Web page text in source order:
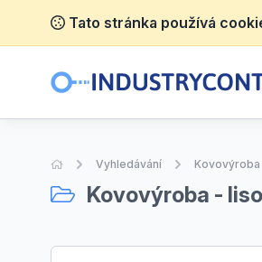
Tato stránka používá
Úvodní stránka
Vyhledávání
Kovovýroba -